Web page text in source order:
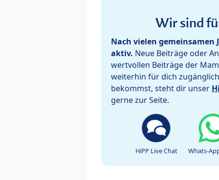
Wir sind
Nach vielen
aktiv. Neue Beiträge oder
wertvollen Beiträge der
weiterhin für dich
bekommst, steht dir unser
gerne zur Seite.
HiPP Live Chat Whats-